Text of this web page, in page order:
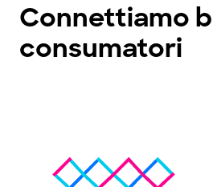
Connettiamo
consumatori